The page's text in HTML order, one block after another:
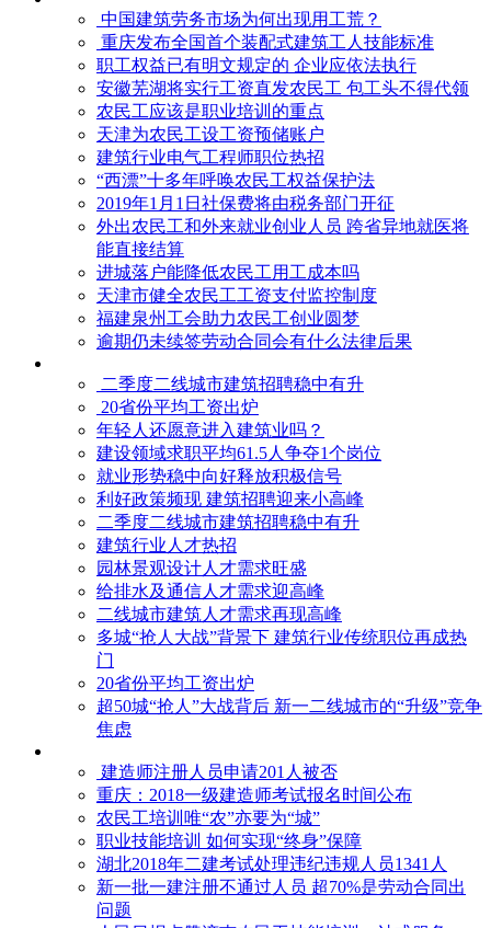
中国建筑劳务市场为何出现用工荒？
重庆发布全国首个装配式建筑工人技能标准
职工权益已有明文规定的 企业应依法执行
安徽芜湖将实行工资直发农民工 包工头不得代领
农民工应该是职业培训的重点
天津为农民工设工资预储账户
建筑行业电气工程师职位热招
“西漂”十多年呼唤农民工权益保护法
2019年1月1日社保费将由税务部门开征
外出农民工和外来就业创业人员 跨省异地就医将
能直接结算
进城落户能降低农民工用工成本吗
天津市健全农民工工资支付监控制度
福建泉州工会助力农民工创业圆梦
逾期仍未续签劳动合同会有什么法律后果
二季度二线城市建筑招聘稳中有升
20省份平均工资出炉
年轻人还愿意进入建筑业吗？
建设领域求职平均61.5人争夺1个岗位
就业形势稳中向好释放积极信号
利好政策频现 建筑招聘迎来小高峰
二季度二线城市建筑招聘稳中有升
建筑行业人才热招
园林景观设计人才需求旺盛
给排水及通信人才需求迎高峰
二线城市建筑人才需求再现高峰
多城“抢人大战”背景下 建筑行业传统职位再成热
门
20省份平均工资出炉
超50城“抢人”大战背后 新一二线城市的“升级”竞争
焦虑
建造师注册人员申请201人被否
​重庆：2018一级建造师考试报名时间公布
农民工培训唯“农”亦要为“城”
职业技能培训 如何实现“终身”保障
湖北2018年二建考试处理违纪违规人员1341人
新一批一建注册不通过人员 超70%是劳动合同出
问题